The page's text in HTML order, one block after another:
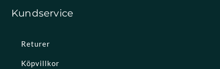
Kundservice
Returer
Köpvillkor